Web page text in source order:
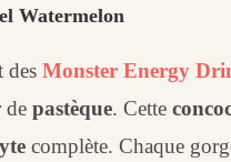
Watermelon
desMonster Energy
depastèque. Cette
complète. Chaque